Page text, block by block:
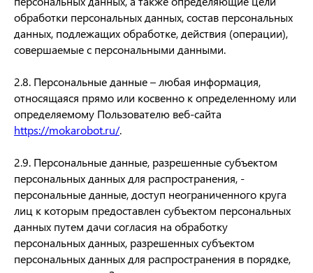
обработки персональных данных, состав персональных
данных, подлежащих обработке, действия (операции),
совершаемые с персональными данными.
2.8. Персональные данные – любая информация,
относящаяся прямо или косвенно к определенному или
определяемому Пользователю веб-сайта
https://mokarobot.ru/.
2.9. Персональные данные, разрешенные субъектом
персональных данных для распространения, -
персональные данные, доступ неограниченного круга
лиц к которым предоставлен субъектом персональных
данных путем дачи согласия на обработку
персональных данных, разрешенных субъектом
персональных данных для распространения в порядке,